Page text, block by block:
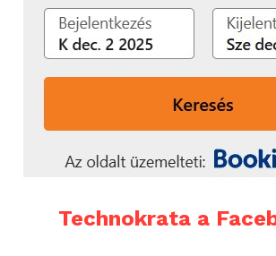
Technokrata a